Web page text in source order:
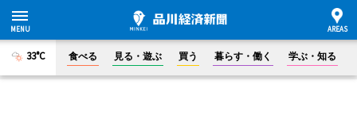
33°C 食べる 見る・遊ぶ 買う 暮らす・働く 学ぶ・知る